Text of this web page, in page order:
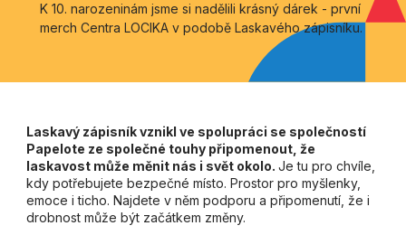
K 10. narozeninám jsme si nadělili krásný dárek - první
merch Centra LOCIKA v podobě Laskavého zápisníku.
Laskavý zápisník vznikl ve spolupráci se společností
Papelote ze společné touhy připomenout, že
laskavost může měnit nás i svět okolo. Je tu pro chvíle,
kdy potřebujete bezpečné místo. Prostor pro myšlenky,
emoce i ticho. Najdete v něm podporu a připomenutí, že i
drobnost může být začátkem změny.